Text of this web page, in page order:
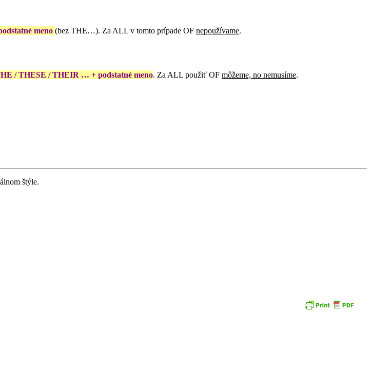
meno (bez THE…). Za ALL v tomto prípade OF nepoužívame.
/ THESE / THEIR … + podstatné meno. Za ALL použiť OF môžeme, no nemusíme.
štýle.